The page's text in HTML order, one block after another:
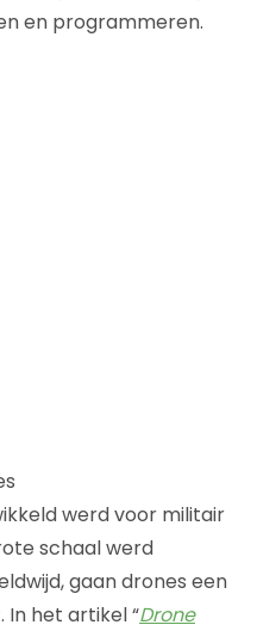
en programmeren.
werd voor militair
schaal werd
gaan drones een
het artikel “Drone